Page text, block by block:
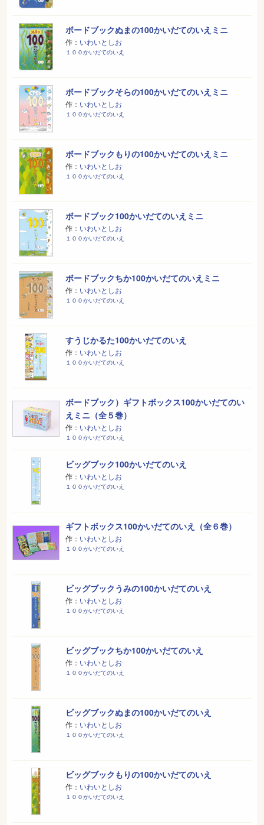
ボードブックぬまの100かいだてのいえミニ
作： いわいとしお
１００かいだてのいえ
ボードブックそらの100かいだてのいえミニ
作： いわいとしお
１００かいだてのいえ
ボードブックもりの100かいだてのいえミニ
作： いわいとしお
１００かいだてのいえ
ボードブック100かいだてのいえミニ
作： いわいとしお
１００かいだてのいえ
ボードブックちか100かいだてのいえミニ
作： いわいとしお
１００かいだてのいえ
すうじかるた100かいだてのいえ
作： いわいとしお
１００かいだてのいえ
ボードブック）ギフトボックス100かいだてのい
えミニ（全５巻）
作： いわいとしお
１００かいだてのいえ
ビッグブック100かいだてのいえ
作： いわいとしお
１００かいだてのいえ
ギフトボックス100かいだてのいえ（全６巻）
作： いわいとしお
１００かいだてのいえ
ビッグブックうみの100かいだてのいえ
作： いわいとしお
１００かいだてのいえ
ビッグブックちか100かいだてのいえ
作： いわいとしお
１００かいだてのいえ
ビッグブックぬまの100かいだてのいえ
作： いわいとしお
１００かいだてのいえ
ビッグブックもりの100かいだてのいえ
作： いわいとしお
１００かいだてのいえ